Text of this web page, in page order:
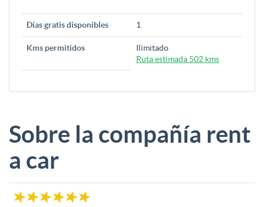
Días gratis disponibles 1
Kms permitidos
Ilimitado
Ruta estimada 502 kms
Sobre la compañía rent
a car